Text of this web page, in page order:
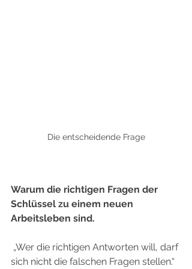
Die entscheidende Frage
Warum die richtigen Fragen der
Schlüssel zu einem neuen
Arbeitsleben sind.
sich nicht die falschen Fragen stellen.“